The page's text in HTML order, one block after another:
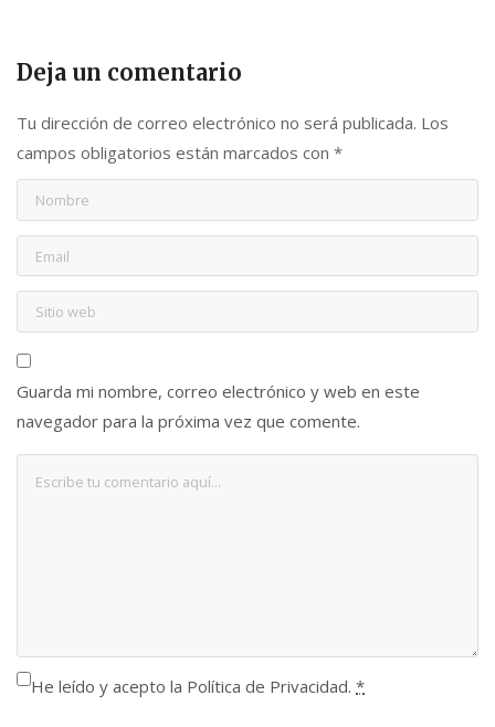
Deja un comentario
Tu dirección de correo electrónico no será publicada. Los
campos obligatorios están marcados con *
Guarda mi nombre, correo electrónico y web en este
navegador para la próxima vez que comente.
He leído y acepto la Política de Privacidad. *